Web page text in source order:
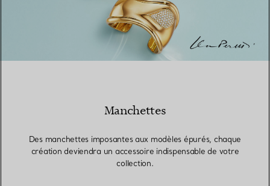
Manchettes
Des manchettes imposantes aux modèles épurés, chaque
création deviendra un accessoire indispensable de votre
collection.